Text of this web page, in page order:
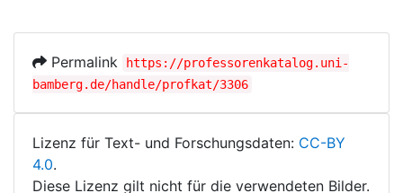
Permalink
https://professorenkatalog.uni-
bamberg.de/handle/profkat/3306
Lizenz für Text- und Forschungsdaten: CC-BY
4.0.
Diese Lizenz gilt nicht für die verwendeten Bilder.